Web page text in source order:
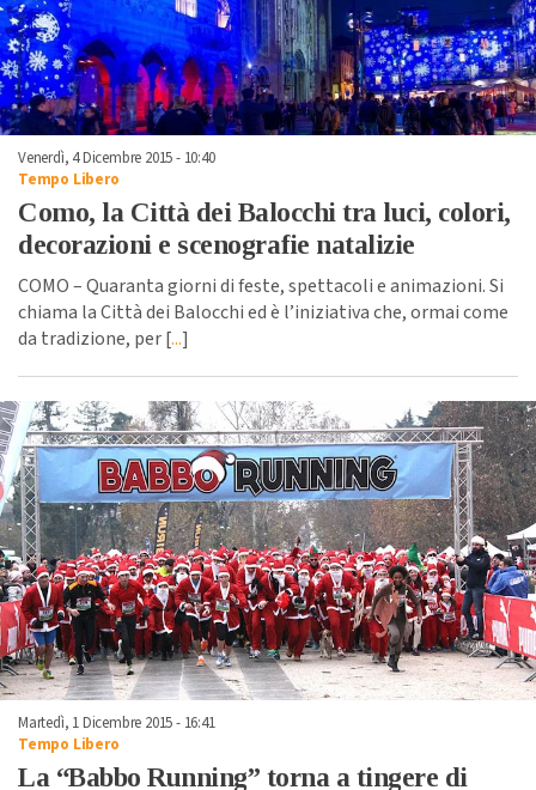
Venerdì, 4 Dicembre 2015 - 10:40
Tempo Libero
Como, la Città dei Balocchi tra luci, colori,
decorazioni e scenografie natalizie
COMO – Quaranta giorni di feste, spettacoli e animazioni. Si
chiama la Città dei Balocchi ed è l’iniziativa che, ormai come
da tradizione, per [...]
Martedì, 1 Dicembre 2015 - 16:41
Tempo Libero
La “Babbo Running” torna a tingere di